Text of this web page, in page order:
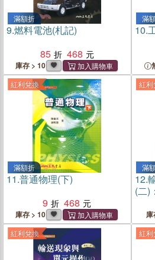
滿額折
9.燃料電池(札記)
85
468
庫存 > 10
滿
10.
紅利兌換
滿額折
11.普通物理(下)
9
468
庫存 > 10
紅利
滿
12.
(二)
紅利兌換 紅利